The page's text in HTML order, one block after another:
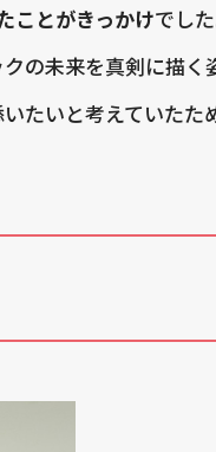
ことがきっかけでし
の未来を真剣に描く
たいと考えていたた